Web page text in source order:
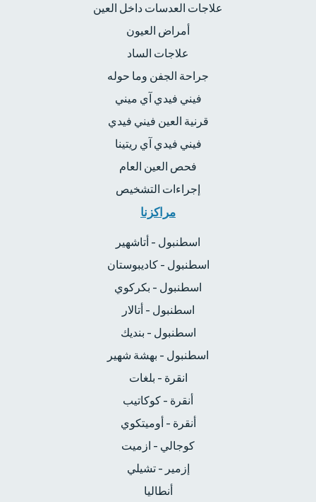
علاجات العدسات داخل العين
أمراض العيون
علاجات الساد
جراحة الجفن وما حوله
فيني فيدي آي ميني
قرنية العين فيني فيدي
فيني فيدي آي ريتينا
فحص العين العام
إجراءات التشخيص
مراكزنا
اسطنبول - أتاشهير
اسطنبول - كاديبوستان
اسطنبول - بكركوي
اسطنبول - أتالار
اسطنبول - بنديك
اسطنبول - بهشة شهير
انقرة - بلغات
أنقرة - كوكاتيب
أنقرة - أوميتكوي
كوجالي - ازميت
إزمير - تشيلي
أنطاليا